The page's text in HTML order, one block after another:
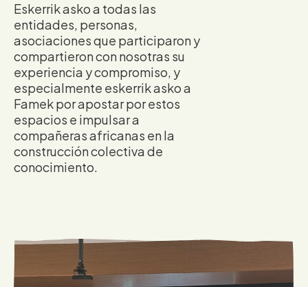
Eskerrik asko a todas las
entidades, personas,
asociaciones que participaron y
compartieron con nosotras su
experiencia y compromiso, y
especialmente eskerrik asko a
Famek por apostar por estos
espacios e impulsar a
compañeras africanas en la
construcción colectiva de
conocimiento.